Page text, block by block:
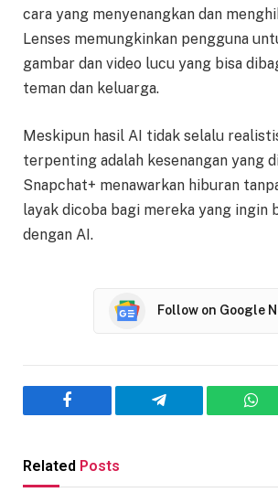
cara yang menyenangkan dan
Lenses memungkinkan pengguna
gambar dan video lucu yang bisa
teman dan keluarga.
Meskipun hasil AI tidak selalu
terpenting adalah kesenangan yang
Snapchat+ menawarkan hiburan
layak dicoba bagi mereka yang ingin
dengan AI.
Follow on Google
Facebook Telegram
Related Posts